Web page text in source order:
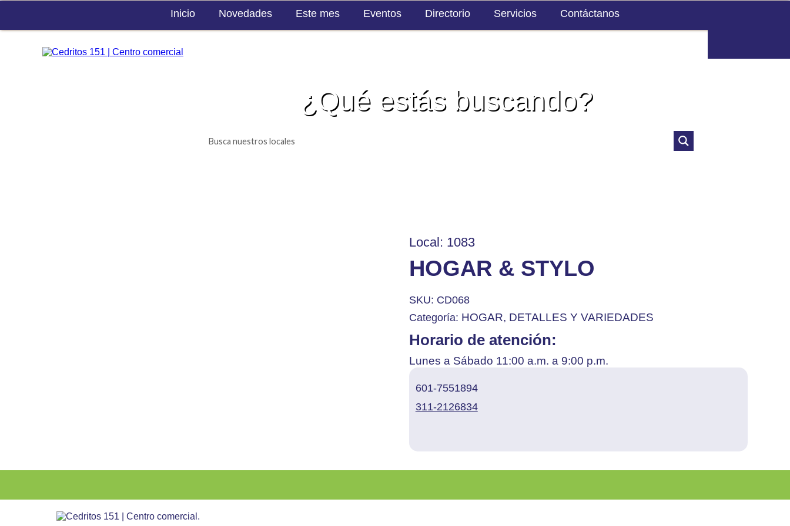
Inicio Novedades Este mes Eventos Directorio Servicios Contáctanos
¿Qué estás buscando?
Local: 1083
HOGAR & STYLO
SKU: CD068
Categoría: HOGAR, DETALLES Y VARIEDADES
Horario de atención:
Lunes a Sábado 11:00 a.m. a 9:00 p.m.
601-7551894
311-2126834